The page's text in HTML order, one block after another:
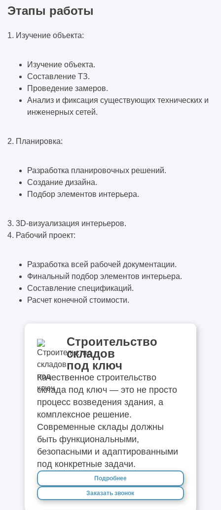
Этапы работы
1. Изучение объекта:
Изучение объекта.
Составление ТЗ.
Проведение замеров.
Анализ и фиксация существующих технических и
инженерных сетей.
2. Планировка:
Разработка планировочных решений.
Создание дизайна.
Подбор элементов интерьера.
3. 3D-визуализация интерьеров.
4. Рабочий проект:
Разработка всей рабочей документации.
Финальный подбор элементов интерьера.
Составление спецификаций.
Расчет конечной стоимости.
Строительство
складов
под ключ
Качественное строительство
склада под ключ — это не просто
процесс возведения здания, а
комплексное решение.
Современные склады должны
быть функциональными,
безопасными и адаптированными
под конкретные задачи.
Подробнее
Заказать звонок